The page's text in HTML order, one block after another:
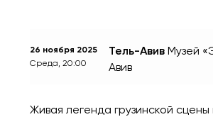
26 ноября 2025
Среда, 20:00
Тель-Авив Музей
Авив
Живая легенда грузинской